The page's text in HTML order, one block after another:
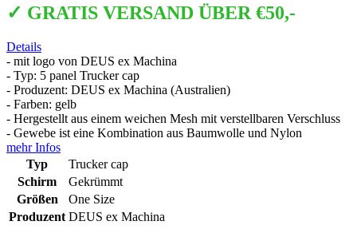
✓ GRATIS VERSAND ÜBER €50,-
Details
- mit logo von DEUS ex Machina
- Typ: 5 panel Trucker cap
- Produzent: DEUS ex Machina (Australien)
- Farben: gelb
- Hergestellt aus einem weichen Mesh mit verstellbaren Verschluss
- Gewebe ist eine Kombination aus Baumwolle und Nylon
mehr Infos
Typ
Trucker cap
Schirm
Gekrümmt
Größen
One Size
Produzent DEUS ex Machina